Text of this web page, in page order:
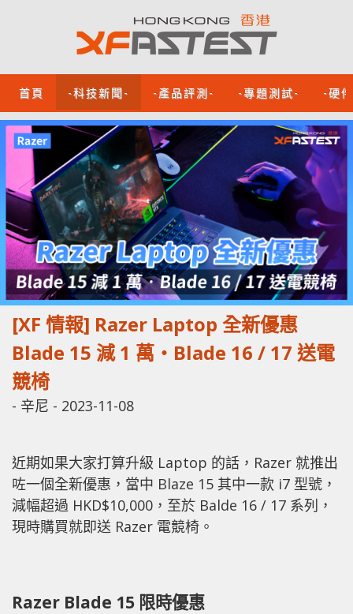
首頁 -科技新聞- -產品評測- -專題測試- -硬
[XF 情報] Razer Laptop 全新優惠
Blade 15 減 1 萬‧Blade 16 / 17 送電
競椅
- 辛尼 - 2023-11-08
近期如果大家打算升級 Laptop 的話，Razer 就推出
咗一個全新優惠，當中 Blaze 15 其中一款 i7 型號，
減幅超過 HKD$10,000，至於 Balde 16 / 17 系列，
現時購買就即送 Razer 電競椅。
Razer Blade 15 限時優惠